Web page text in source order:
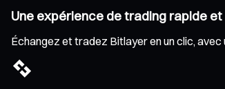
Une expérience de trading rapide
Échangez et tradez Bitlayer en un clic,